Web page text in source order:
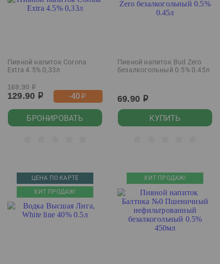
Пивной напиток Corona
Extra 4.5% 0,33л
169.90 р
129.90 р -40р
БРОНИРОВАТЬ
Пивной напиток Bud Zero
безалкогольный 0.5% 0.45л
69.90 р
КУПИТЬ
ЦЕНА ПО КАРТЕ
ХИТ ПРОДАЖ!
ХИТ ПРОДАЖ!